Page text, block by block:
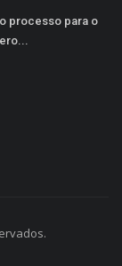
processo para o